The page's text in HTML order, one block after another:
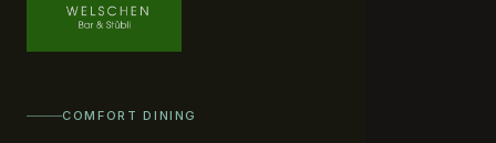
COMFORT DINING